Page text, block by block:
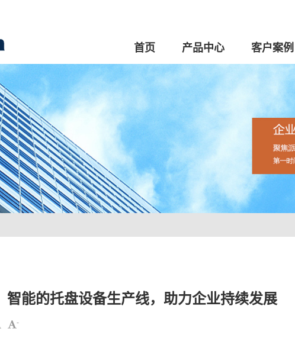
首页 产品中心 客户案例
能的托盘设备生产线，助力企业持续发展
-